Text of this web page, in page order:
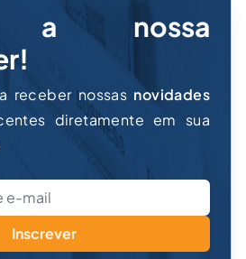
a nossa
receber nossas novidades
diretamente em sua
Inscrever